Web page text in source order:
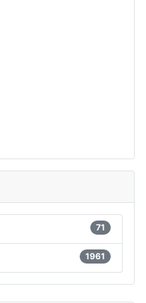
71
1961